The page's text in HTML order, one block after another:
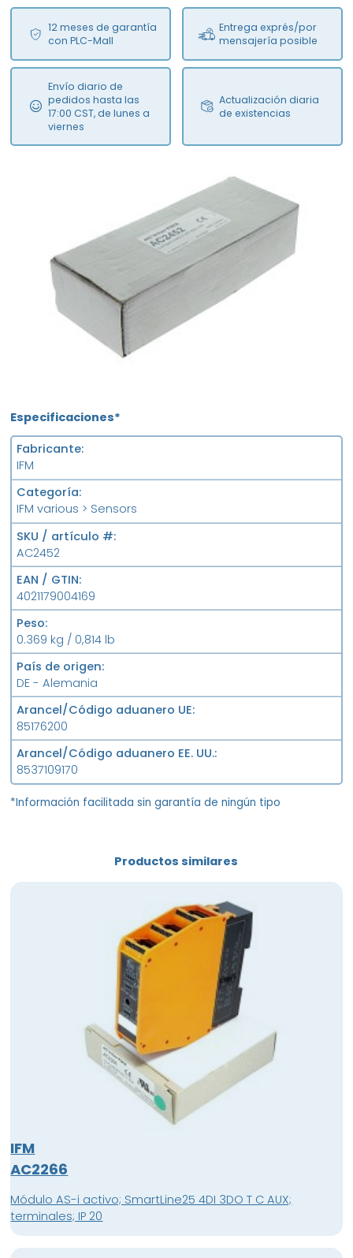
12 meses de garantía
con PLC-Mall
Entrega exprés/por
mensajería posible
Envío diario de
pedidos hasta las
17:00 CST, de lunes a
viernes
Actualización diaria
de existencias
Especificaciones*
Fabricante
IFM
Categoría
IFM various > Sensors
SKU / artículo #
AC2452
EAN / GTIN
4021179004169
Peso
0.369 kg / 0,814 lb
País de origen
DE - Alemania
Arancel/Código aduanero UE
85176200
Arancel/Código aduanero EE. UU.
8537109170
*Información facilitada sin garantía de ningún tipo
Productos similares
IFM
AC2266
Módulo AS-i activo; SmartLine25 4DI 3DO T C AUX;
terminales; IP 20